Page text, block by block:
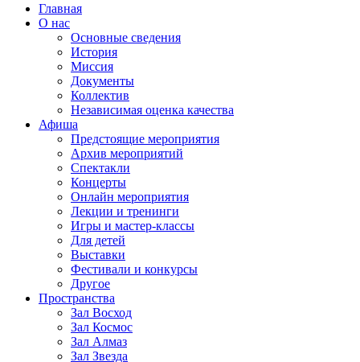
Главная
О нас
Основные сведения
История
Миссия
Документы
Коллектив
Независимая оценка качества
Афиша
Предстоящие мероприятия
Архив мероприятий
Спектакли
Концерты
Онлайн мероприятия
Лекции и тренинги
Игры и мастер-классы
Для детей
Выставки
Фестивали и конкурсы
Другое
Пространства
Зал Восход
Зал Космос
Зал Алмаз
Зал Звезда